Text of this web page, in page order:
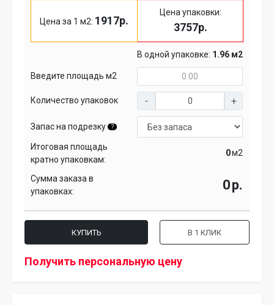
Цена за 1 м2: 1917р.
Цена упаковки:
3757р.
В одной упаковке: 1.96 м2
Введите площадь м2
Количество упаковок
Запас на подрезку ?
Итоговая площадь
кратно упаковкам:
м2
Сумма заказа в
упаковках:
р.
КУПИТЬ В 1 КЛИК
Получить персональную цену